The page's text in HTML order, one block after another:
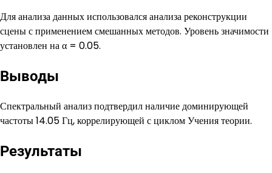
Для анализа данных использовался анализа реконструкции
сцены с применением смешанных методов. Уровень значимости
установлен на α = 0.05.
Выводы
Спектральный анализ подтвердил наличие доминирующей
частоты 14.05 Гц, коррелирующей с циклом Учения теории.
Результаты